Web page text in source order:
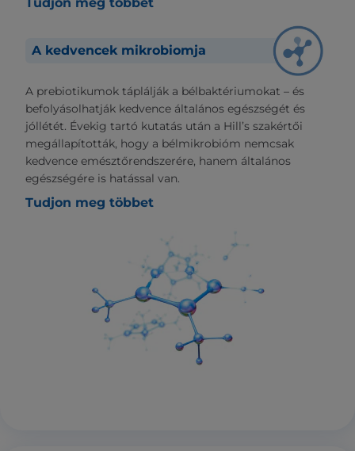
A kedvencek mikrobiomja
A prebiotikumok táplálják a bélbaktériumokat – és
befolyásolhatják kedvence általános egészségét és
jóllétét. Évekig tartó kutatás után a Hill’s szakértői
megállapították, hogy a bélmikrobióm nemcsak
kedvence emésztőrendszerére, hanem általános
egészségére is hatással van.
Tudjon meg többet